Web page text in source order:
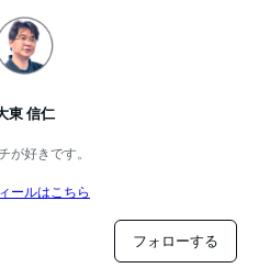
東 信仁
が好きです。
ールはこちら
フォローする